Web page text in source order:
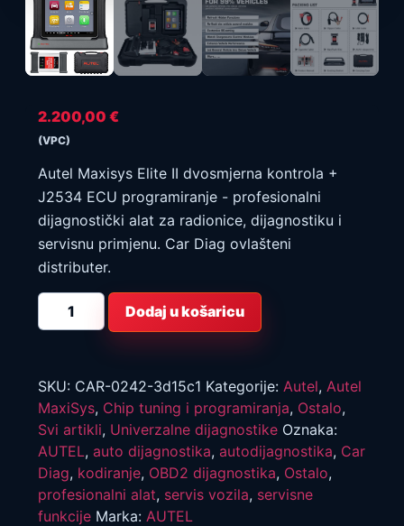
2.200,00 €
(VPC)
Autel Maxisys Elite II dvosmjerna kontrola +
J2534 ECU programiranje - profesionalni
dijagnostički alat za radionice, dijagnostiku i
servisnu primjenu. Car Diag ovlašteni
distributer.
Autel
Maxisys
Elite
+
J2534
ECU
programiranje
količina
Dodaj u košaricu
SKU: CAR-0242-3d15c1 Kategorije: Autel, Autel
MaxiSys, Chip tuning i programiranja, Ostalo,
Svi artikli, Univerzalne dijagnostike Oznaka:
AUTEL, auto dijagnostika, autodijagnostika, Car
Diag, kodiranje, OBD2 dijagnostika, Ostalo,
profesionalni alat, servis vozila, servisne
funkcije Marka: AUTEL